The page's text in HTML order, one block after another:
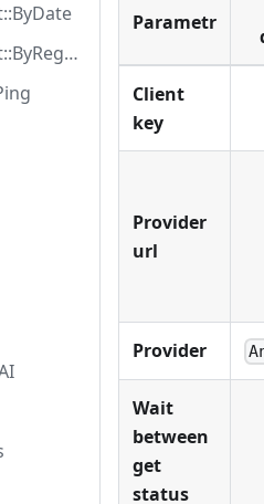
SE::Yandex::WordStat::ByRegion
Parametr
Client
key
Provider
url
Provider
Wait
between
get
status